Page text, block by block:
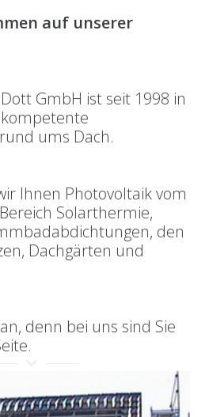
auf unserer
GmbH ist seit 1998 in
ums Dach.
Ihnen Photovoltaik vom
Solarthermie,
den
Dachgärten und
denn bei uns sind Sie